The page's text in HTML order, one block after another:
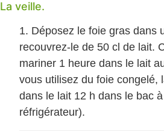
La veille.
Déposez le foie gras dans
recouvrez-le de 50 cl de lait.
mariner 1 heure dans le lait
vous utilisez du foie congelé,
dans le lait 12 h dans le bac
réfrigérateur).